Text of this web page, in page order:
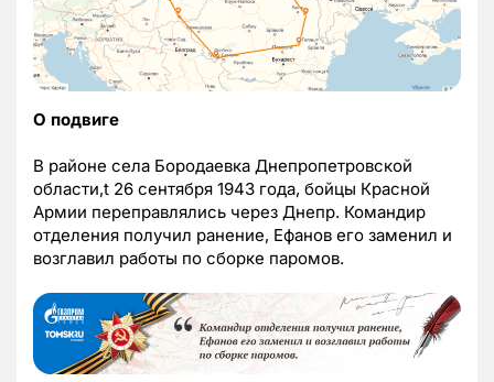
О подвиге
В районе села Бородаевка Днепропетровской
области,t 26 сентября 1943 года, бойцы Красной
Армии переправлялись через Днепр. Командир
отделения получил ранение, Ефанов его заменил и
возглавил работы по сборке паромов.